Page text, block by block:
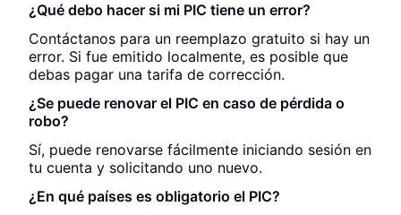
¿Qué debo hacer si mi PIC tiene un error?
Contáctanos para un reemplazo gratuito si hay un
error. Si fue emitido localmente, es posible que
debas pagar una tarifa de corrección.
¿Se puede renovar el PIC en caso de pérdida o
robo?
Sí, puede renovarse fácilmente iniciando sesión en
tu cuenta y solicitando uno nuevo.
¿En qué países es obligatorio el PIC?